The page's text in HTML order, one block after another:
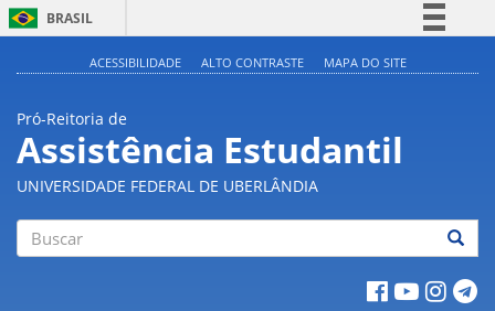
BRASIL
Acesso à informação
Legislação
Canais
ACESSIBILIDADE ALTO CONTRASTE MAPA DO SITE
Pró-Reitoria de
Assistência Estudantil
UNIVERSIDADE FEDERAL DE UBERLÂNDIA